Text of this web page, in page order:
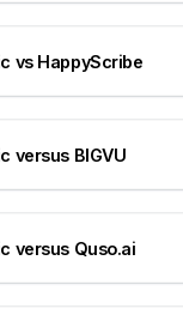
vs HappyScribe
versus BIGVU
versus Quso.ai